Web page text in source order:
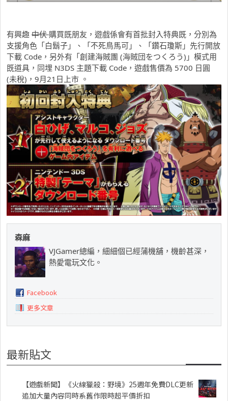
有興趣 中伏購買既朋友，遊戲係會有首批封入特典既，分別為
支援角色「白鬍子」、「不死鳥馬可」、「鑽石瓊斯」先行開放
下載 Code，另外有「創建海賊團 (海賊団をつくろう)」模式用
既道具，同埋 N3DS 主題下載 Code，遊戲售價為 5700 日圓
(未稅)，9月21日上市 。
森麻
VJGamer總編，細細個已經蒲機舖，機齡甚深，
熱愛電玩文化。
Facebook
更多文章
最新貼文
【遊戲新聞】《火線獵殺：野境》25週年免費DLC更新
追加大量內容同時系舊作限時超平價折扣